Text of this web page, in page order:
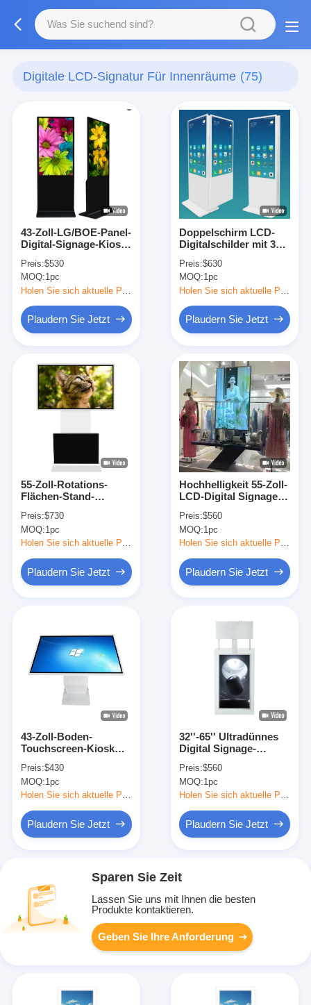
Digitale LCD-Signatur Für Innenräume (75)
43-Zoll-LG/BOE-Panel-
Digital-Signage-Kiosk
A17-CPU und 350
Cd/m² Helligkeit
Preis:$530
MOQ:1pc
Plaudern Sie Jetzt
Doppelschirm LCD-
Digitalschilder mit 350
Android-
Betriebssystem für
Einzelhandelsgeschäfte
Preis:$630
MOQ:1pc
Plaudern Sie Jetzt
55-Zoll-Rotations-
Flächen-Stand-
mit Win 10-System
und 350 Cd/m2
Helligkeit
Preis:$730
MOQ:1pc
Plaudern Sie Jetzt
Hochhelligkeit 55-Zoll-
LCD-Digital Signage-
Core-Cortex-A17-CPU
für Einzelhandel und
Selbstbedienung
Preis:$560
MOQ:1pc
Plaudern Sie Jetzt
43-Zoll-Boden-
Touchscreen-Kiosk
Helligkeit, LCD-
Werbedisplay, Digital
Signage
Preis:$430
MOQ:1pc
Holen Sie sich aktuelle Preis
Plaudern Sie Jetzt
32''-65'' Ultradünnes
Digital Signage-
Betriebssystem und
wandmontiertem LCD-
Werbebildschirm
Preis:$560
MOQ:1pc
Holen Sie sich aktuelle Preis
Plaudern Sie Jetzt
Sparen Sie Zeit
Lassen Sie uns mit Ihnen die besten
Produkte kontaktieren.
Geben Sie Ihre Anforderung